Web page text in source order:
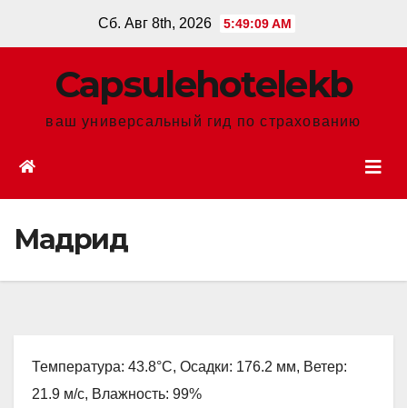
Сб. Авг 8th, 2026 5:49:10 AM
Сapsulehotelekb
ваш универсальный гид по страхованию
Мадрид
Температура: 43.8°C, Осадки: 176.2 мм, Ветер:
21.9 м/с, Влажность: 99%